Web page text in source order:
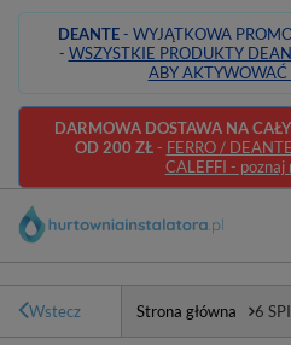
DEANTE- WYJĄTKOWA
- WSZYSTKIE PRODUKTY
ABY
DARMOWA DOSTAWA NA
OD 200 ZŁ- FERRO /
CALEFFI - poznaj
Wstecz Strona główna 6